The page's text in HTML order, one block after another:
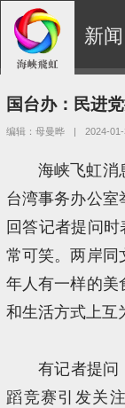
新闻
国台办：民进
编辑：母曼晔 | 2024-
海峡飞虹消
台湾事务办公室
回答记者提问
常可笑。两岸同
年人有一样的美
和生活方式上互
有记者提问
蹈竞赛引发关